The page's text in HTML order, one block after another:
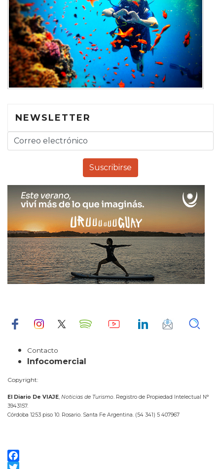
NEWSLETTER
Contacto
Infocomercial
Copyright:
El Diario De VIAJE Noticias de Turismo . Registro de Propiedad Intelectual N°
3943157.
Córdoba 1253 piso 10. Rosario. Santa Fe Argentina. (54 341) 5 407967
Facebook